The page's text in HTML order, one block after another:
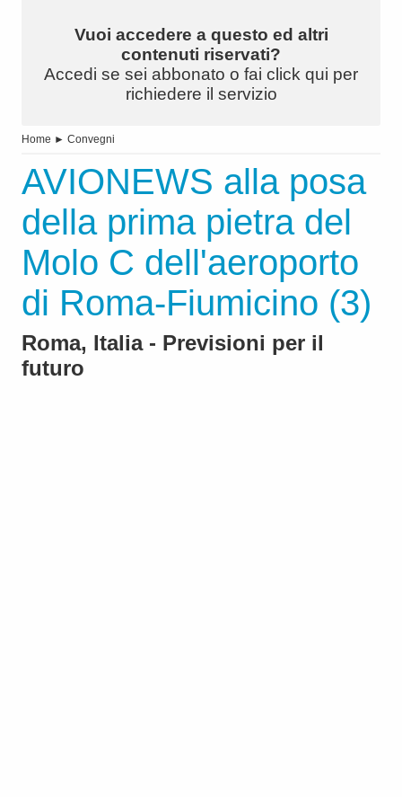
Vuoi accedere a questo ed altri
contenuti riservati?
Accedi se sei abbonato o fai click qui per
richiedere il servizio
Home ► Convegni
AVIONEWS alla posa
della prima pietra del
Molo C dell'aeroporto
di Roma-Fiumicino (3)
Roma, Italia - Previsioni per il
futuro